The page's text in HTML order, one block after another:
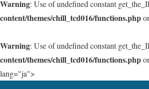
Warning: Use of undefined constant
content/themes/chill_tcd016/functions.php
Warning: Use of undefined constant
content/themes/chill_tcd016/functions.php
lang="ja">